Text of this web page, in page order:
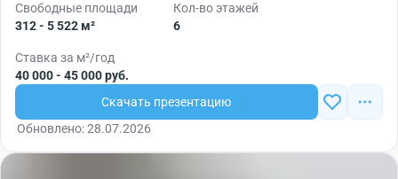
Свободные площади
312 - 5 522 м²
Кол-во этажей
6
Ставка за м²/год
40 000 - 45 000 руб.
Скачать презентацию
Обновлено: 28.07.2026